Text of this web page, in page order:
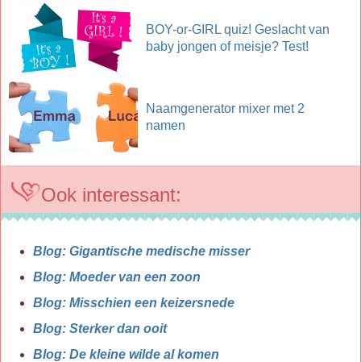
BOY-or-GIRL quiz! Geslacht van
baby jongen of meisje? Test!
Naamgenerator mixer met 2
namen
Ook interessant:
Blog: Gigantische medische misser
Blog: Moeder van een zoon
Blog: Misschien een keizersnede
Blog: Sterker dan ooit
Blog: De kleine wilde al komen